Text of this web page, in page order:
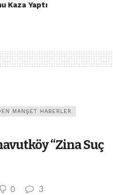
Kaza Yaptı
MANŞET HABERLER
“Zina Suç
0 3